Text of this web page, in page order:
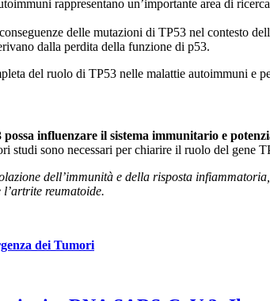
rappresentano un’importante area di
delle mutazioni di TP53 nel contesto
dalla perdita della funzione di p53​​.
del ruolo di TP53 nelle malattie autoimmuni e
influenzare il sistema immunitario e
studi sono necessari per chiarire il ruolo del gene
dell’immunità e della risposta
reumatoide.
dei Tumori